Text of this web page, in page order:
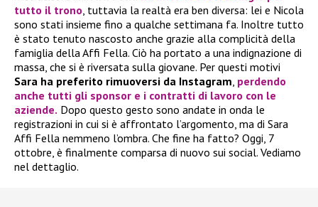
tutto il trono, tuttavia la realtà era ben diversa: lei e Nicola
sono stati insieme fino a qualche settimana fa. Inoltre tutto
è stato tenuto nascosto anche grazie alla complicità della
famiglia della Affi Fella. Ciò ha portato a una indignazione di
massa, che si è riversata sulla giovane. Per questi motivi
Sara ha preferito rimuoversi da Instagram, perdendo
anche tutti gli sponsor e i contratti di lavoro con le
aziende. Dopo questo gesto sono andate in onda le
registrazioni in cui si è affrontato l’argomento, ma di Sara
Affi Fella nemmeno l’ombra. Che fine ha fatto? Oggi, 7
ottobre, è finalmente comparsa di nuovo sui social. Vediamo
nel dettaglio.